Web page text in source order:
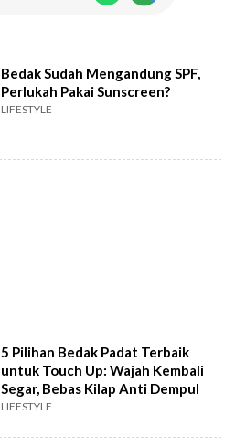
Bedak Sudah Mengandung SPF,
Perlukah Pakai Sunscreen?
LIFESTYLE
5 Pilihan Bedak Padat Terbaik
untuk Touch Up: Wajah Kembali
Segar, Bebas Kilap Anti Dempul
LIFESTYLE